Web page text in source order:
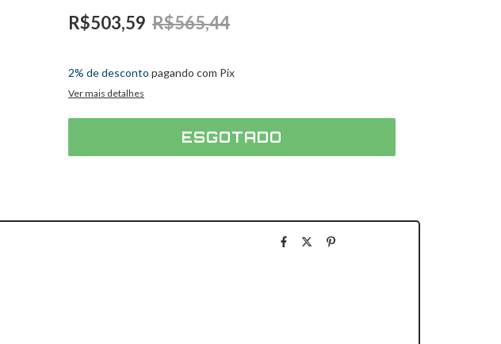
R$503,59 R$565,44
2% de desconto pagando com Pix
Ver mais detalhes